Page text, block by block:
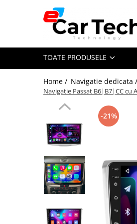
Toate Produsele
Navigatie dedicata
Navigatii Seat
Navigatii Ford
Navigatii Opel
Navigatii Hyundai
Navigatii Toyota
Navigatii Dacia
TOATE PRODUSELE
Home / Navigatie dedicata /
Navigatie Passat B6|B7|CC cu
-21%